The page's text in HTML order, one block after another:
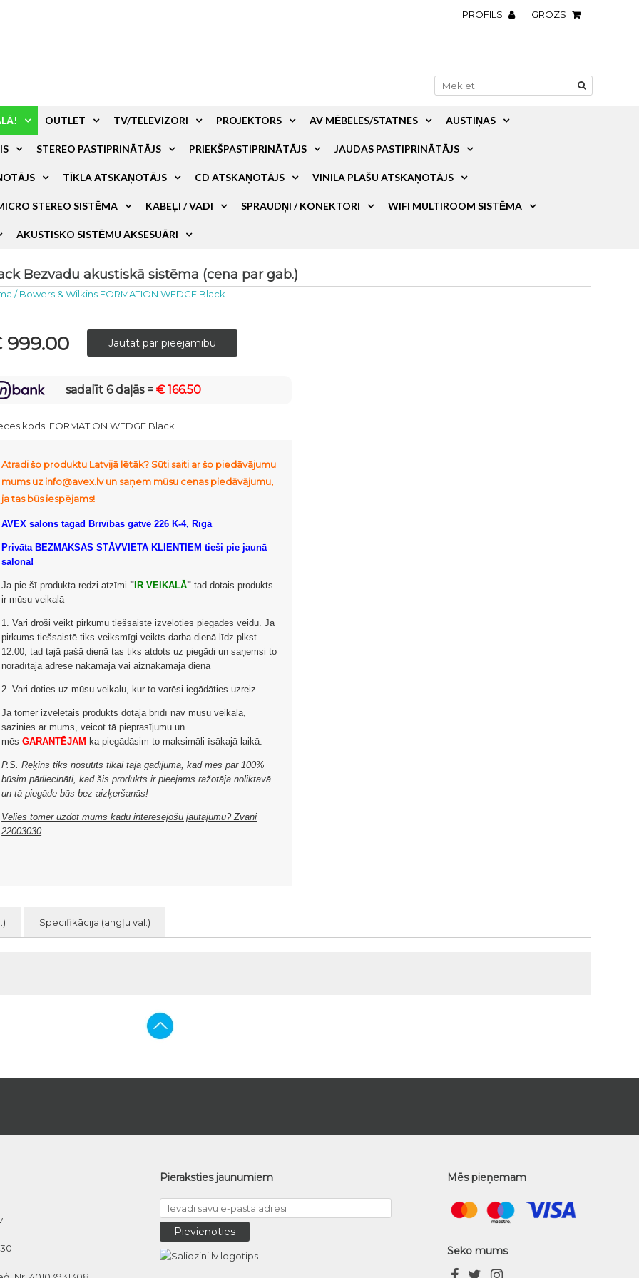
PROFILS GROZS
OUTLET TV/TELEVIZORI PROJEKTORS AV MĒBELES/STATNES AUSTIŅAS
STEREO PASTIPRINĀTĀJS PRIEKŠPASTIPRINĀTĀJS JAUDAS PASTIPRINĀTĀJS
TĪKLA ATSKAŅOTĀJS CD ATSKAŅOTĀJS VINILA PLAŠU ATSKAŅOTĀJS
STEREO SISTĒMA KABEĻI / VADI SPRAUDŅI / KONEKTORI WIFI MULTIROOM SISTĒMA
AKUSTISKO SISTĒMU AKSESUĀRI
Bezvadu akustiskā sistēma (cena par gab.)
/Bowers & Wilkins FORMATION WEDGE Black
999.00
sadalīt 6 daļās =€ 166.50
kods: FORMATION WEDGE Black
Atradi šo produktu Latvijā lētāk? Sūti saiti ar šo piedāvājumu
mums uz info@avex.lv un saņem mūsu cenas piedāvājumu,
ja tas būs iespējams!
AVEX salons tagad Brīvības gatvē 226 K-4, Rīgā
Privāta BEZMAKSAS STĀVVIETA KLIENTIEM tieši pie jaunā
salona!
Ja pie šī produkta redzi atzīmi " IR VEIKALĀ" tad dotais produkts
ir mūsu veikalā
1. Vari droši veikt pirkumu tiešsaistē izvēloties piegādes veidu. Ja
pirkums tiešsaistē tiks veiksmīgi veikts darba dienā līdz plkst.
12.00, tad tajā pašā dienā tas tiks atdots uz piegādi un saņemsi to
norādītajā adresē nākamajā vai aiznākamajā dienā
2. Vari doties uz mūsu veikalu, kur to varēsi iegādāties uzreiz.
Ja tomēr izvēlētais produkts dotajā brīdī nav mūsu veikalā,
sazinies ar mums, veicot tā pieprasījumu un
mēsGARANTĒJAM ka piegādāsim to maksimāli īsākajā laikā.
P.S. Rēķins tiks nosūtīts tikai tajā gadījumā, kad mēs par 100%
būsim pārliecināti, kad šis produkts ir pieejams ražotāja noliktavā
un tā piegāde būs bez aizķeršanās!
Vēlies tomēr uzdot mums kādu interesējošu jautājumu? Zvani
22003030
Specifikācija (angļu val.)
Pieraksties jaunumiem Mēs pieņemam
Seko mums